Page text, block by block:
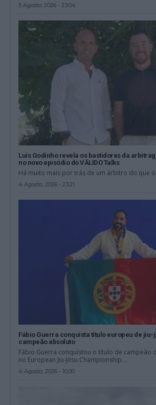
5 Agosto, 2026 - 23:04
Luís Godinho revela os bastidores da
no novo episódio do VÄLIDO Talks
Há muito mais por trás de um árbitro do que
4 Agosto, 2026 - 23:21
Fábio Guerra conquista título europeu de jiu-
campeão absoluto
Fábio Guerra conquistou o título de campeão
no European Jiu-Jitsu Championship...
4 Agosto, 2026 - 10:00